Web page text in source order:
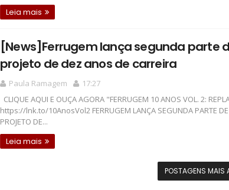
Leia mais
[News]Ferrugem lança segunda parte
projeto de dez anos de carreira
Paula Ramagem
17:27
CLIQUE AQUI E OUÇA AGORA "FERRUGEM 10 ANOS VOL. 2:
https://lnk.to/10AnosVol2 FERRUGEM LANÇA SEGUNDA PARTE DE
PROJETO DE...
Leia mais
POSTAGENS MAIS